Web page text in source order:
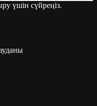
үшін сүйреңіз.